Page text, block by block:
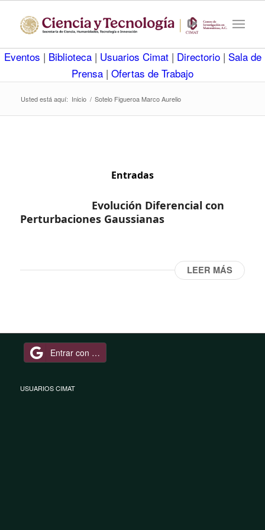
Eventos | Biblioteca | Usuarios Cimat | Directorio | Sala de
Prensa | Ofertas de Trabajo
Usted está aquí: Inicio / Sotelo Figueroa Marco Aurelio
Entradas
Evolución Diferencial con
Perturbaciones Gaussianas
LEER MÁS
Entrar con Google
USUARIOS CIMAT